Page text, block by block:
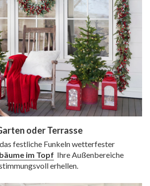
oder Terrasse
das festliche Funkeln wetterfester
im Topf Ihre Außenbereiche
erhellen.